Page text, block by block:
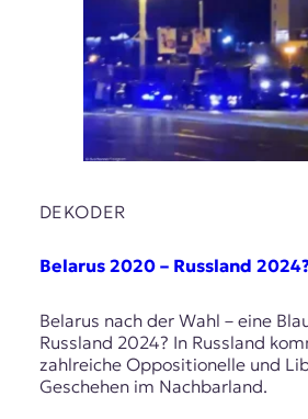
DEKODER
Belarus 2020 – Russland
Belarus nach der Wahl – eine
Russland 2024? In Russland
zahlreiche Oppositionelle und
Geschehen im Nachbarland.